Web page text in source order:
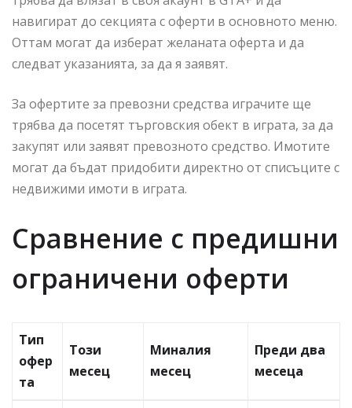
навигират до секцията с оферти в основното меню.
Оттам могат да изберат желаната оферта и да
следват указанията, за да я заявят.
За офертите за превозни средства играчите ще
трябва да посетят търговския обект в играта, за да
закупят или заявят превозното средство. Имотите
могат да бъдат придобити директно от списъците с
недвижими имоти в играта.
Сравнение с предишни
ограничени оферти
Тип
офер
та
Този
месец
Миналия
месец
Преди два
месеца